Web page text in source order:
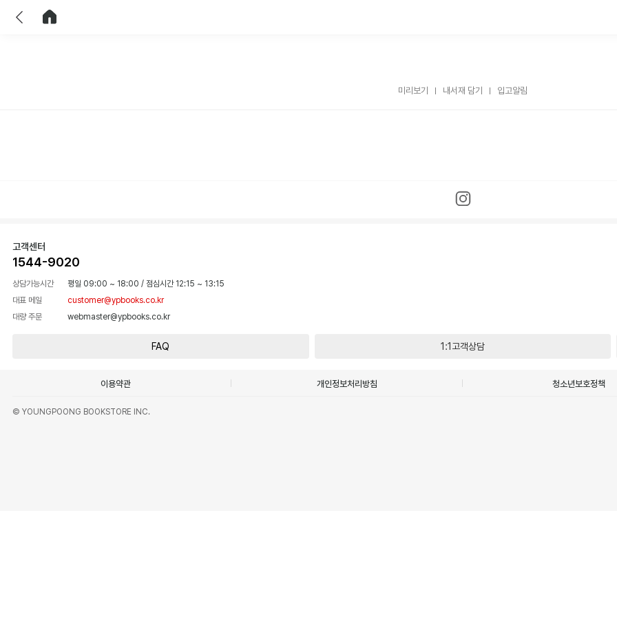
미리보기 내서재 담기 입고알림
고객센터
1544-9020
상담가능시간 평일 09:00 ~ 18:00 / 점심시간 12:15 ~ 13:15
대표 메일
customer@ypbooks.co.kr
대량 주문
webmaster@ypbooks.co.kr
FAQ 1:1고객상담
이용약관 개인정보처리방침 청소년보호정책
© YOUNGPOONG BOOKSTORE INC.